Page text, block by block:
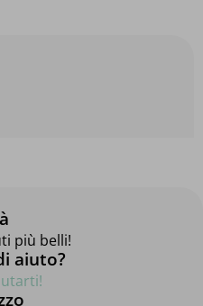
più belli!
aiuto?